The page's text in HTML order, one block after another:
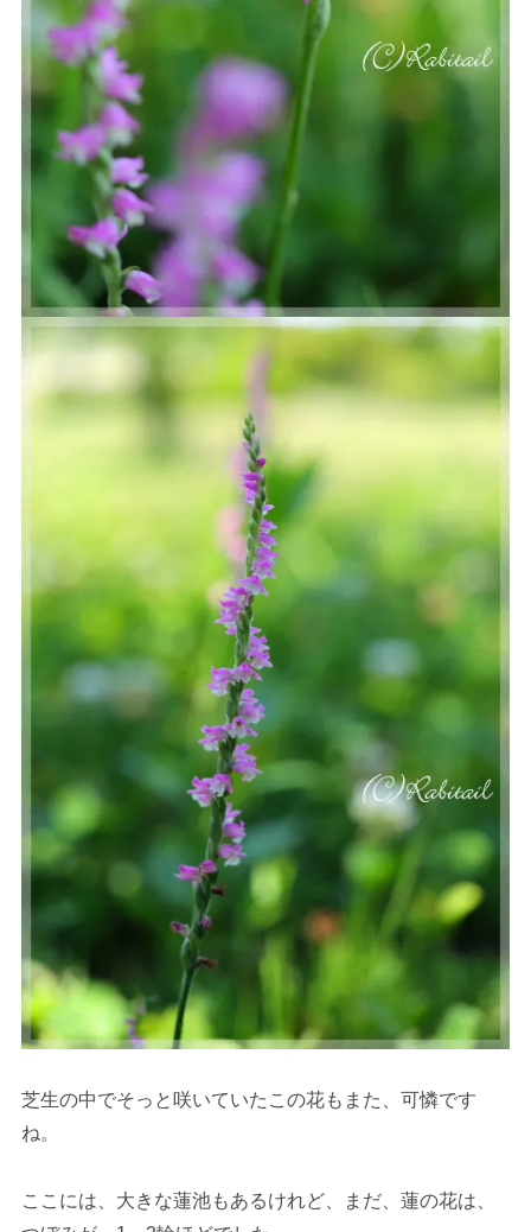
芝生の中でそっと咲いていたこの花もまた、可憐です
ね。
ここには、大きな蓮池もあるけれど、まだ、蓮の花は、